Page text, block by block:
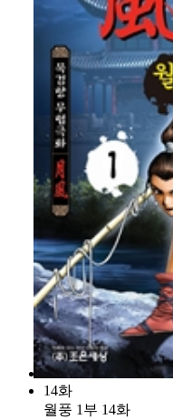
14화
월풍 1부 14화